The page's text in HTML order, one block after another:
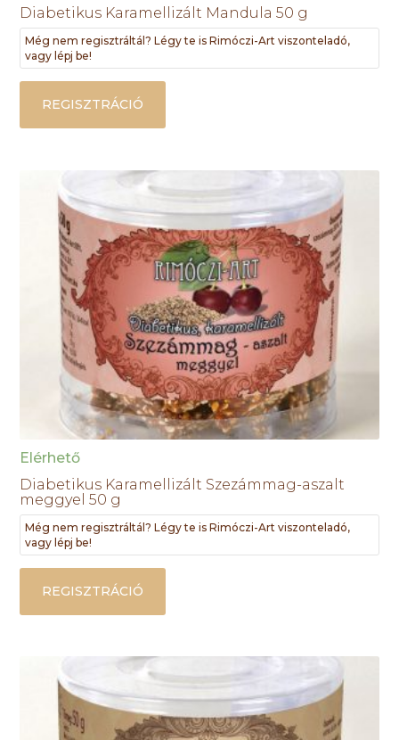
Diabetikus Karamellizált Mandula 50 g
Még nem regisztráltál? Légy te is Rimóczi-Art viszonteladó,
vagy lépj be!
REGISZTRÁCIÓ
Elérhető
Diabetikus Karamellizált Szezámmag-aszalt
meggyel 50 g
Még nem regisztráltál? Légy te is Rimóczi-Art viszonteladó,
vagy lépj be!
REGISZTRÁCIÓ